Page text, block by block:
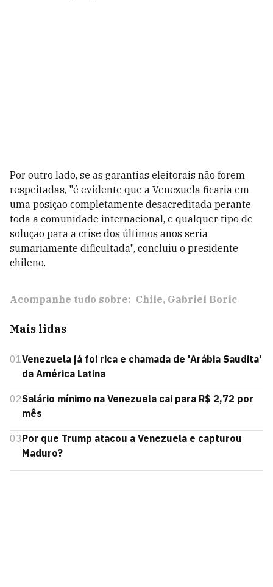
Por outro lado, se as garantias eleitorais não forem
respeitadas, "é evidente que a Venezuela ficaria em
uma posição completamente desacreditada perante
toda a comunidade internacional, e qualquer tipo de
solução para a crise dos últimos anos seria
sumariamente dificultada", concluiu o presidente
chileno.
Acompanhe tudo sobre: Chile Gabriel Boric
Mais lidas
01 Venezuela já foi rica e chamada de 'Arábia Saudita'
da América Latina
02Salário mínimo na Venezuela cai para R$ 2,72 por
mês
03Por que Trump atacou a Venezuela e capturou
Maduro?